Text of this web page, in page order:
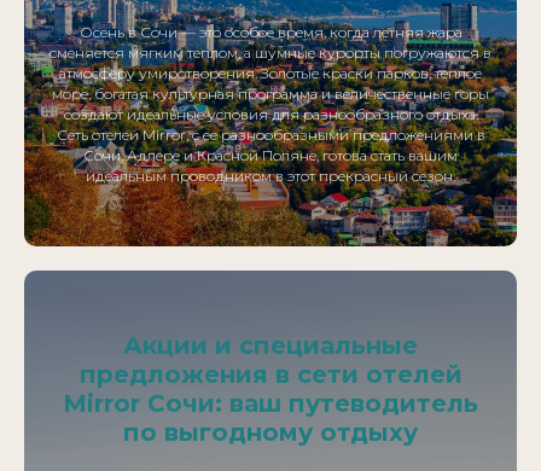
Осень в Сочи — это особое время, когда летняя жара
сменяется мягким теплом, а шумные курорты погружаются в
атмосферу умиротворения. Золотые краски парков, теплое
море, богатая культурная программа и величественные горы
создают идеальные условия для разнообразного отдыха.
Сеть отелей Mirror, с ее разнообразными предложениями в
Сочи, Адлере и Красной Поляне, готова стать вашим
идеальным проводником в этот прекрасный сезон.
Акции и специальные
предложения в сети отелей
Mirror Сочи: ваш путеводитель
по выгодному отдыху